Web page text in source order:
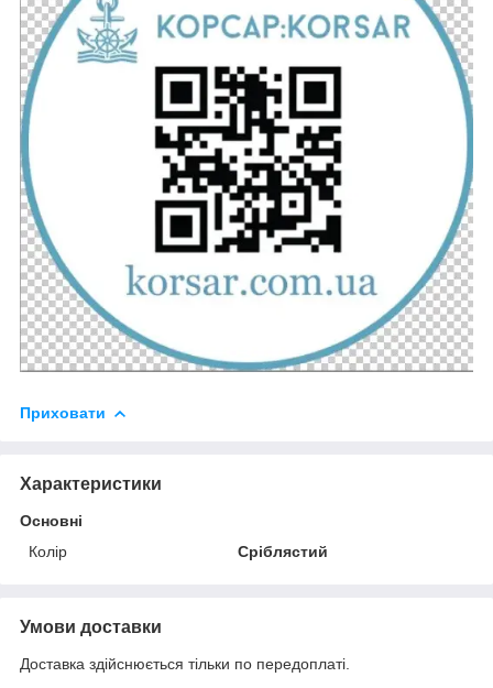
Приховати
Характеристики
Основні
Колір
Сріблястий
Умови доставки
Доставка здійснюється тільки по передоплаті.